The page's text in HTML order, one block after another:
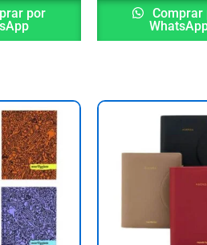
por
Comprar
This